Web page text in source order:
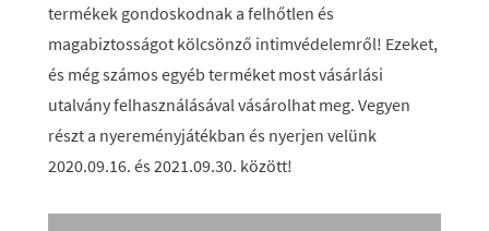
termékek gondoskodnak a felhőtlen és
magabiztosságot kölcsönző intimvédelemről! Ezeket,
és még számos egyéb terméket most vásárlási
utalvány felhasználásával vásárolhat meg. Vegyen
részt a nyereményjátékban és nyerjen velünk
2020.09.16. és 2021.09.30. között!